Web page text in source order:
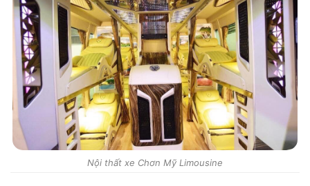
Nội thất xe Chơn Mỹ Limousine